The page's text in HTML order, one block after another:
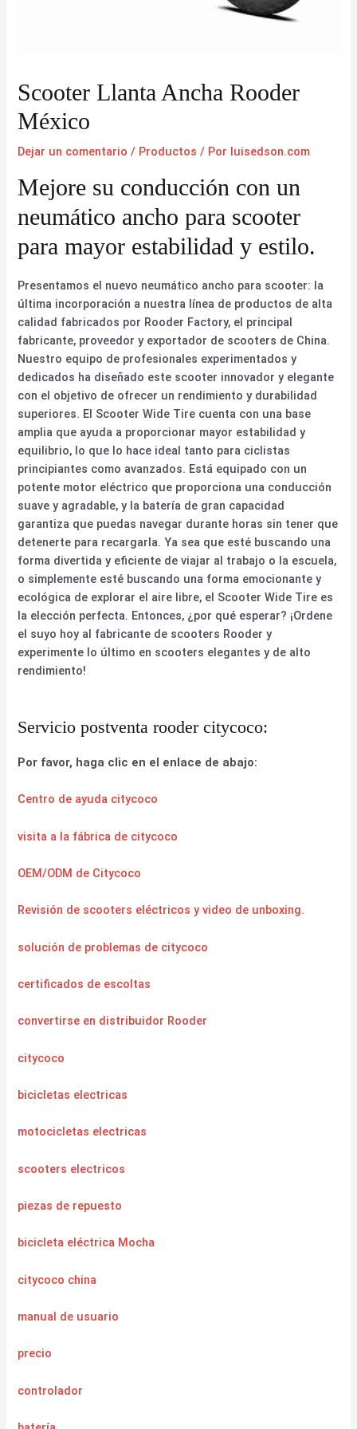
Scooter Llanta Ancha Rooder
México
Dejar un comentario / Productos / Por luisedson.com
Mejore su conducción con un
neumático ancho para scooter
para mayor estabilidad y estilo.
Presentamos el nuevo neumático ancho para scooter: la
última incorporación a nuestra línea de productos de alta
calidad fabricados por Rooder Factory, el principal
fabricante, proveedor y exportador de scooters de China.
Nuestro equipo de profesionales experimentados y
dedicados ha diseñado este scooter innovador y elegante
con el objetivo de ofrecer un rendimiento y durabilidad
superiores. El Scooter Wide Tire cuenta con una base
amplia que ayuda a proporcionar mayor estabilidad y
equilibrio, lo que lo hace ideal tanto para ciclistas
principiantes como avanzados. Está equipado con un
potente motor eléctrico que proporciona una conducción
suave y agradable, y la batería de gran capacidad
garantiza que puedas navegar durante horas sin tener que
detenerte para recargarla. Ya sea que esté buscando una
forma divertida y eficiente de viajar al trabajo o la escuela,
o simplemente esté buscando una forma emocionante y
ecológica de explorar el aire libre, el Scooter Wide Tire es
la elección perfecta. Entonces, ¿por qué esperar? ¡Ordene
el suyo hoy al fabricante de scooters Rooder y
experimente lo último en scooters elegantes y de alto
rendimiento!
Servicio postventa rooder citycoco:
Por favor, haga clic en el enlace de abajo:
Centro de ayuda citycoco
visita a la fábrica de citycoco
OEM/ODM de Citycoco
Revisión de scooters eléctricos y video de unboxing.
solución de problemas de citycoco
certificados de escoltas
convertirse en distribuidor Rooder
citycoco
bicicletas electricas
motocicletas electricas
scooters electricos
piezas de repuesto
bicicleta eléctrica Mocha
citycoco china
manual de usuario
precio
controlador